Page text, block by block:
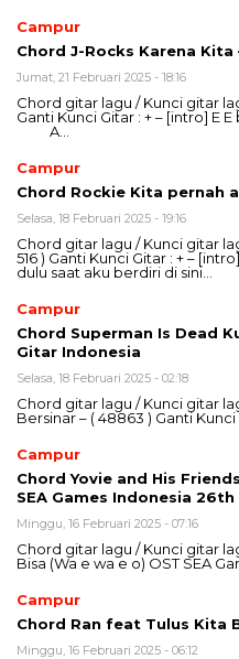
Campur
Chord J-Rocks Karena
Jumat, 21 Februari 2025 - 18:16
Chord gitar lagu / Kunci gitar
Ganti Kunci Gitar : + – [intro] E
A…
Campur
Chord Rockie Kita pernah
Selasa, 18 Februari 2025 - 19:16
Chord gitar lagu / Kunci gitar
516 ) Ganti Kunci Gitar : +
dulu saat aku berdiri di sini…
Campur
Chord Superman Is Dead
Gitar Indonesia
Selasa, 18 Februari 2025 - 02:18
Chord gitar lagu / Kunci gitar
Bersinar – ( 48863 ) Ganti Kunci
Campur
Chord Yovie and His
SEA Games Indonesia
Minggu, 16 Februari 2025 - 07:16
Chord gitar lagu / Kunci gitar
Bisa (Wa e wa e o) OST SEA
Campur
Chord Ran feat Tulus Kita
Minggu, 16 Februari 2025 - 06:12